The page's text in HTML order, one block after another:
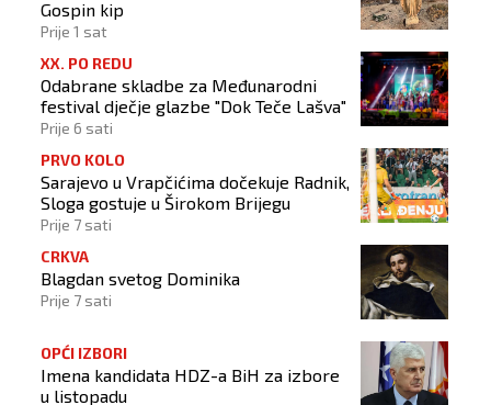
Gospin kip
Prije 1 sat
XX. PO REDU
Odabrane skladbe za Međunarodni
festival dječje glazbe "Dok Teče Lašva"
Prije 6 sati
PRVO KOLO
Sarajevo u Vrapčićima dočekuje Radnik,
Sloga gostuje u Širokom Brijegu
Prije 7 sati
CRKVA
Blagdan svetog Dominika
Prije 7 sati
OPĆI IZBORI
Imena kandidata HDZ-a BiH za izbore
u listopadu